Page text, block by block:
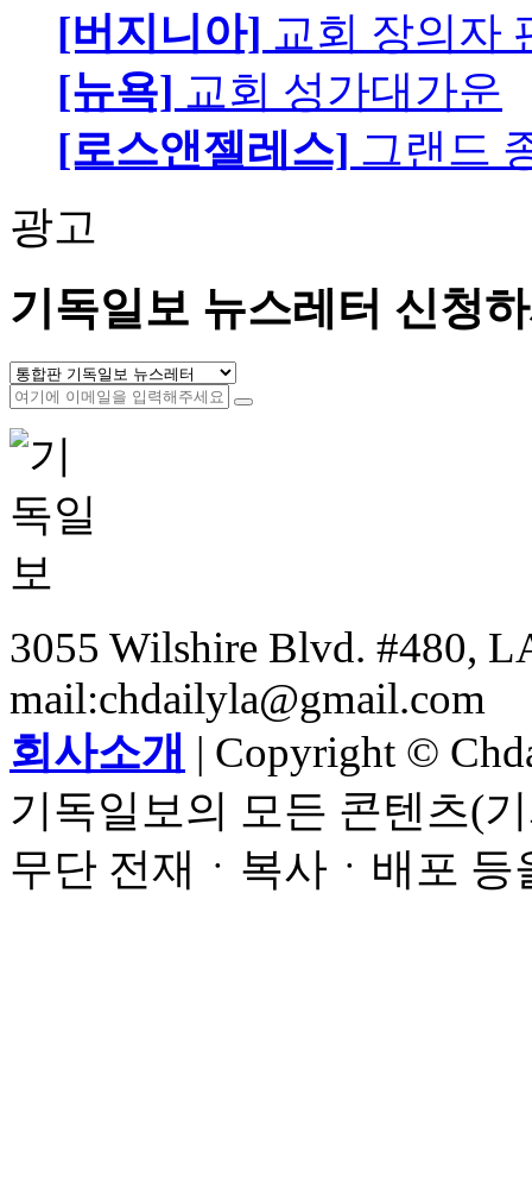
[버지니아] 교회 장의자
[뉴욕] 교회 성가대가운
[로스앤젤레스] 그랜드
광고
기독일보 뉴스레터 신청
3055 Wilshire Blvd. #480,
mail:chdailyla@gmail.com
회사소개 | Copyright ©
기독일보의 모든 콘텐츠(
무단 전재ㆍ복사ㆍ배포 등